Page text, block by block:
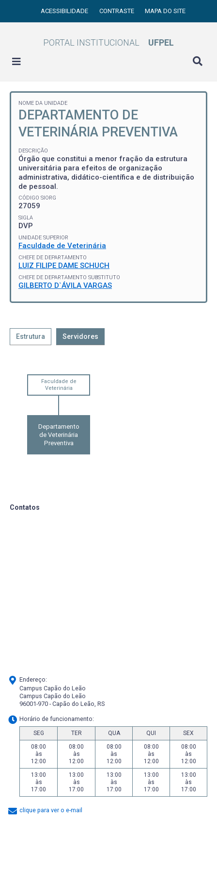
ACESSIBILIDADE CONTRASTE MAPA DO SITE
PORTAL INSTITUCIONAL UFPEL
NOME DA UNIDADE
DEPARTAMENTO DE
VETERINÁRIA PREVENTIVA
DESCRIÇÃO
Órgão que constitui a menor fração da estrutura
universitária para efeitos de organização
administrativa, didático-científica e de distribuição
de pessoal.
CÓDIGO SIORG
27059
SIGLA
DVP
UNIDADE SUPERIOR
Faculdade de Veterinária
CHEFE DE DEPARTAMENTO
LUIZ FILIPE DAME SCHUCH
CHEFE DE DEPARTAMENTO SUBSTITUTO
GILBERTO D`ÁVILA VARGAS
Estrutura Servidores
Faculdade de
Veterinária
Departamento
de Veterinária
Preventiva
Contatos
Endereço:
Campus Capão do Leão
Campus Capão do Leão
96001-970 - Capão do Leão, RS
Horário de funcionamento:
SEG TER QUA QUI
SEX
08:00
às
12:00
08:00
às
12:00
08:00
às
12:00
08:00
às
12:00
08:00
às
12:00
13:00
às
17:00
13:00
às
17:00
13:00
às
17:00
13:00
às
17:00
13:00
às
17:00
clique para ver o e-mail